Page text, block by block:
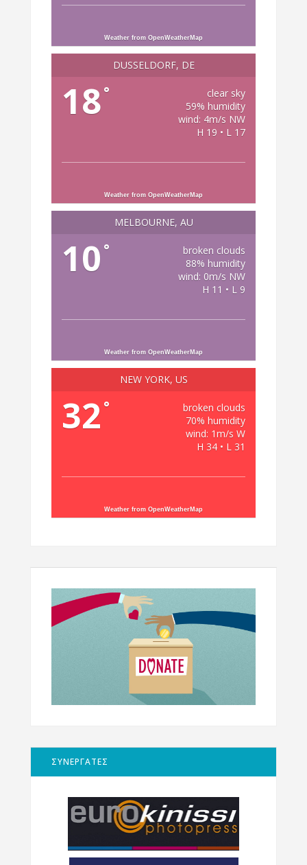
Weather from OpenWeatherMap
DÜSSELDORF, DE
18°
clear sky
59% humidity
wind: 4m/s NW
H 19 • L 17
Weather from OpenWeatherMap
MELBOURNE, AU
10 °
broken clouds
88% humidity
wind: 0m/s NW
H 11 • L 9
Weather from OpenWeatherMap
NEW YORK, US
32 °
broken clouds
70% humidity
wind: 1m/s W
H 34 • L 31
Weather from OpenWeatherMap
ΣΥΝΕΡΓΑΤΕΣ